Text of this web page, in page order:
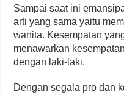
Sampai saat ini
arti yang sama yaitu
wanita. Kesempatan
menawarkan
dengan laki-laki.
Dengan segala pro dan